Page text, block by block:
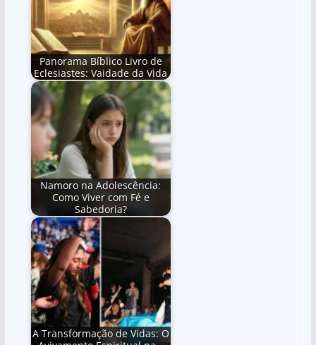
Panorama Bíblico Livro de
Eclesiastes: Vaidade da Vida
Namoro na Adolescência:
Como Viver com Fé e
Sabedoria?
A Transformação de Vidas: O